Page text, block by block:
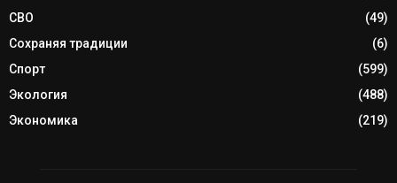
СВО
(49)
Сохраняя традиции
(6)
Спорт
(599)
Экология
(488)
Экономика
(219)